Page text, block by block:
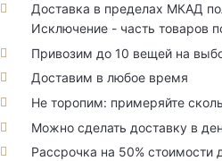
Доставка в пределах МКАД
Исключение - часть товаров
Привозим до 10 вещей на
Доставим в любое время
Не торопим: примеряйте
Можно сделать доставку в
Рассрочка на 50% стоимости